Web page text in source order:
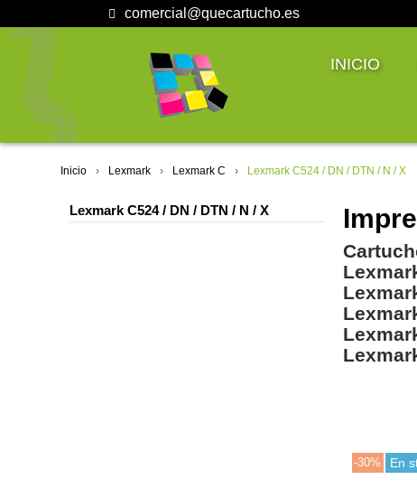
comercial@quecartucho.es
INICIO
Inicio Lexmark Lexmark C Lexmark C524 / DN / DTN / N / X
Lexmark C524 / DN / DTN / N / X
-30% En